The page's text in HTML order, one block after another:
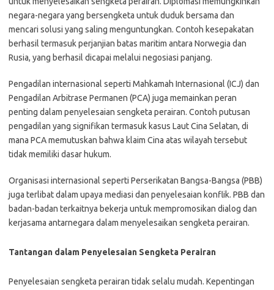
negara-negara yang bersengketa untuk duduk bersama dan
mencari solusi yang saling menguntungkan. Contoh kesepakatan
berhasil termasuk perjanjian batas maritim antara Norwegia dan
Rusia, yang berhasil dicapai melalui negosiasi panjang.
Pengadilan internasional seperti Mahkamah Internasional (ICJ) dan
Pengadilan Arbitrase Permanen (PCA) juga memainkan peran
penting dalam penyelesaian sengketa perairan. Contoh putusan
pengadilan yang signifikan termasuk kasus Laut Cina Selatan, di
mana PCA memutuskan bahwa klaim Cina atas wilayah tersebut
tidak memiliki dasar hukum.
Organisasi internasional seperti Perserikatan Bangsa-Bangsa (PBB)
juga terlibat dalam upaya mediasi dan penyelesaian konflik. PBB dan
badan-badan terkaitnya bekerja untuk mempromosikan dialog dan
kerjasama antarnegara dalam menyelesaikan sengketa perairan.
Tantangan dalam Penyelesaian Sengketa Perairan
Penyelesaian sengketa perairan tidak selalu mudah. Kepentingan